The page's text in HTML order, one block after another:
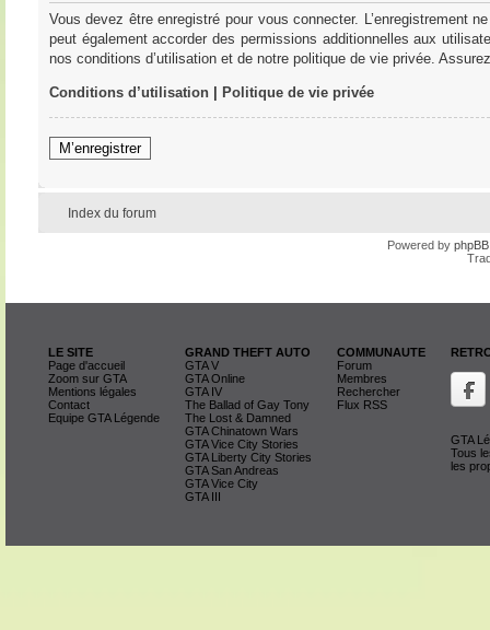
Vous devez être enregistré pour vous connecter. L’enregistrement
peut également accorder des permissions additionnelles aux
nos conditions d’utilisation et de notre politique de vie privée.
Conditions d’utilisation| Politique de vie privée
M’enregistrer
Index du forum
Powered by phpBB
LE SITE
Page d'accueil
Zoom sur GTA
Mentions légales
Contact
Equipe GTA Légende
GRAND THEFT AUTO
GTA V
GTA Online
GTA IV
The Ballad of Gay Tony
The Lost & Damned
GTA Chinatown Wars
GTA Vice City Stories
GTA Liberty City Stories
GTA San Andreas
GTA Vice City
GTA III
COMMUNAUTE
Forum
Membres
Rechercher
Flux RSS
GTA
Tous
les